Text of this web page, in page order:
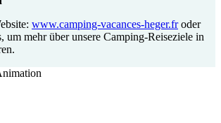
www.camping-vacances-heger.froder
um mehr über unsere Camping-Reiseziele in